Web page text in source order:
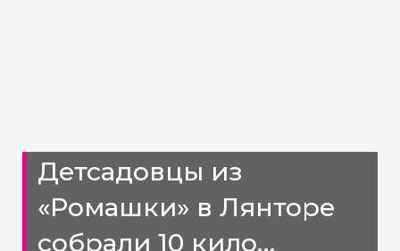
Детсадовцы из
«Ромашки» в Лянторе
собрали 10 кило